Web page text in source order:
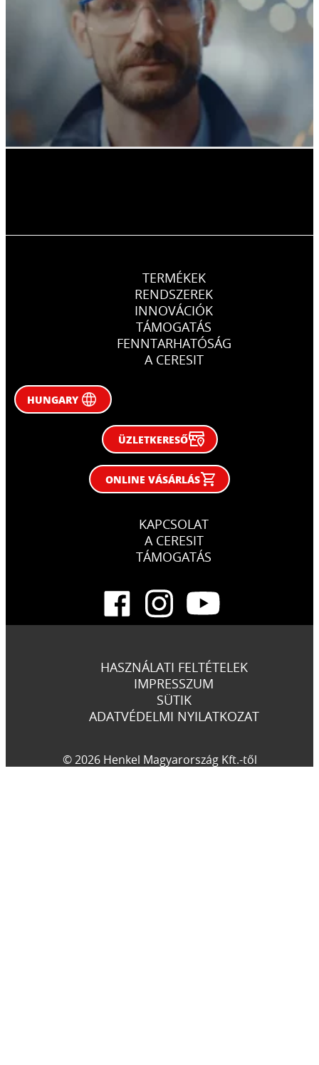
TERMÉKEK
RENDSZEREK
INNOVÁCIÓK
TÁMOGATÁS
FENNTARHATÓSÁG
A CERESIT
HUNGARY
ÜZLETKERESŐ
ONLINE VÁSÁRLÁS
KAPCSOLAT
A CERESIT
TÁMOGATÁS
HASZNÁLATI FELTÉTELEK
IMPRESSZUM
SÜTIK
ADATVÉDELMI NYILATKOZAT
© 2026 Henkel Magyarország Kft.-től